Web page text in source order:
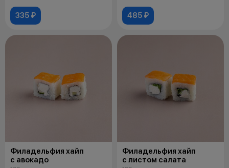
335 ₽ 485 ₽
Филадельфия хайп
с авокадо
Филадельфия хайп
с листом салата